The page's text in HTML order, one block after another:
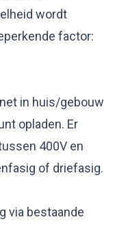
wordt
factor:
in huis/gebouw
opladen. Er
400V en
of driefasig.
via bestaande